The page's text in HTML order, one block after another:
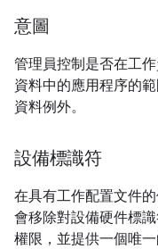
意圖
管理員控制是否在工
資料中的應用程序的
資料例外。
設備標識符
在具有工作配置文件
會移除對設備硬件標
權限，並提供一個唯一